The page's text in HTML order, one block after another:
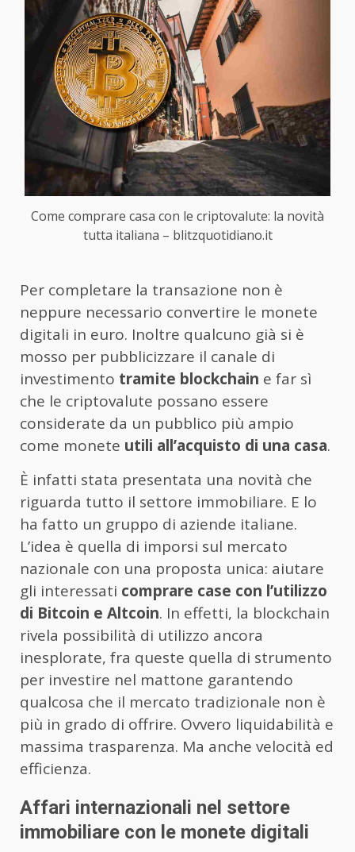
Come comprare casa con le criptovalute: la novità
tutta italiana – blitzquotidiano.it
Per completare la transazione non è
neppure necessario convertire le monete
digitali in euro. Inoltre qualcuno già si è
mosso per pubblicizzare il canale di
investimento tramite blockchain e far sì
che le criptovalute possano essere
considerate da un pubblico più ampio
come monete utili all’acquisto di una casa.
È infatti stata presentata una novità che
riguarda tutto il settore immobiliare. E lo
ha fatto un gruppo di aziende italiane.
L’idea è quella di imporsi sul mercato
nazionale con una proposta unica: aiutare
gli interessati comprare case con l’utilizzo
di Bitcoin e Altcoin. In effetti, la blockchain
rivela possibilità di utilizzo ancora
inesplorate, fra queste quella di strumento
per investire nel mattone garantendo
qualcosa che il mercato tradizionale non è
più in grado di offrire. Ovvero liquidabilità e
massima trasparenza. Ma anche velocità ed
efficienza.
Affari internazionali nel settore
immobiliare con le monete digitali